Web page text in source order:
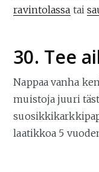
ravintolassa tai
30. Tee
Nappaa vanha
muistoja juuri
laatikkoa 5